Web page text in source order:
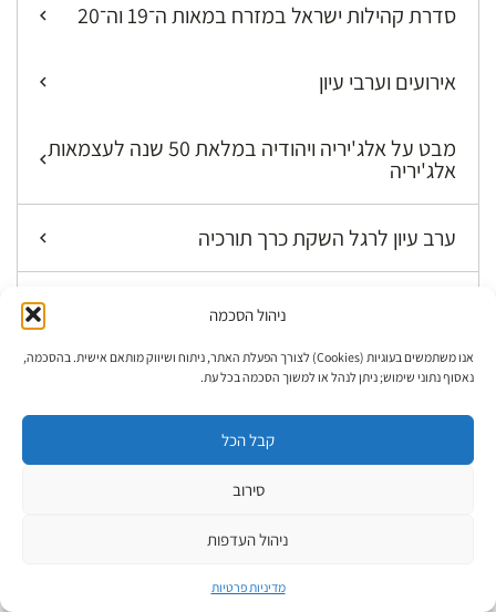
ניהול הסכמה
אנו משתמשים בעוגיות (Cookies) לצורך הפעלת האתר, ניתוח ושיווק מותאם אישית. בהסכמה,
נאסוף נתוני שימוש; ניתן לנהל או למשוך הסכמה בכל עת.
קבל הכל
סירוב
ניהול העדפות
מדיניות פרטיות
סדרת קהילות ישראל במזרח במאות ה־19 וה־20
אירועים וערבי עיון
מבט על אלג'יריה ויהודיה במלאת 50 שנה לעצמאות
אלג'יריה
ערב עיון לרגל השקת כרך תורכיה
יום עיון לרגל הוצאת כרך אלג'יריה
ספרי הסדרה
ערב עיון לכרך מרכז אסיה: בוכרה ואפגניסטן